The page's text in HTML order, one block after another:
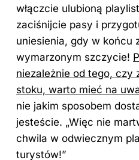
włączcie ulubioną
zaciśnijcie pasy i
uniesienia, gdy w końcu
wymarzonym szczycie!
niezależnie od tego, czy
stoku, warto mieć na
nie jakim sposobem
jesteście. „Więc nie
chwila w odwiecznym
turystów!”